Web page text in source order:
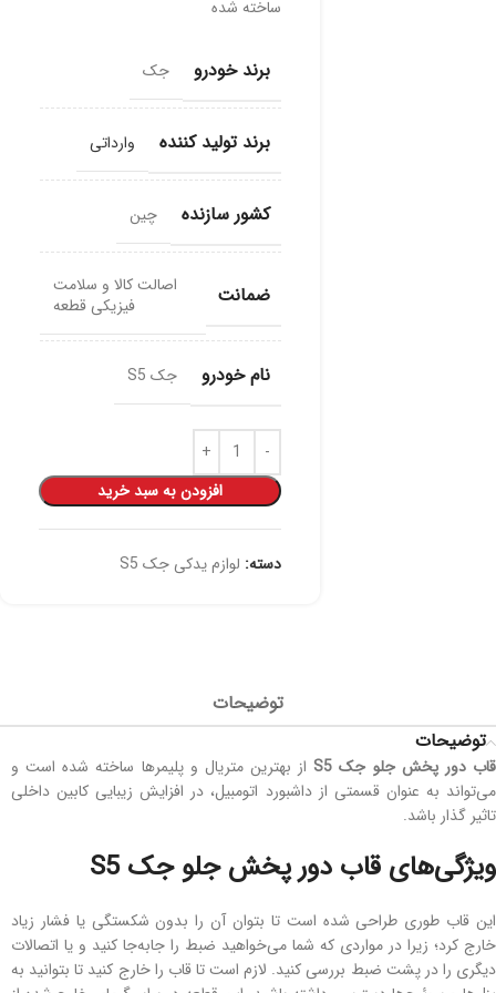
ساخته شده
برند خودرو جک
برند تولید کننده وارداتی
کشور سازنده چین
ضمانت
اصالت کالا و سلامت
فیزیکی قطعه
نام خودرو جک S5
افزودن به سبد خرید
دسته: لوازم یدکی جک S5
توضیحات
توضیحات
قاب دور پخش جلو جک S5از بهترین متریال و پلیمرها ساخته شده است و
می‌تواند به عنوان قسمتی از داشبورد اتومبیل، در افزایش زیبایی کابین داخلی
تاثیر گذار باشد.
ویژگی‌های قاب دور پخش جلو جک S5
این قاب طوری طراحی شده است تا بتوان آن را بدون شکستگی یا فشار زیاد
خارج کرد؛ زیرا در مواردی که شما می‌خواهید ضبط را جابه‌جا کنید و یا اتصالات
دیگری را در پشت ضبط بررسی کنید. لازم است تا قاب را خارج کنید تا بتوانید به